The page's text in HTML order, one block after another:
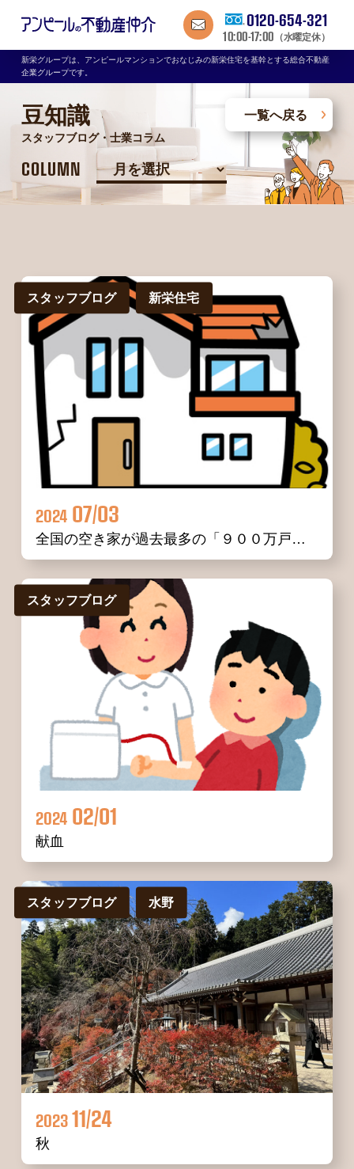
0120-654-321
10:00-17:00 （水曜定休）
新栄グループは、アンピールマンションでおなじみの新栄住宅を基幹とする総合不動産
企業グループです。
豆知識
スタッフブログ・士業コラム
COLUMN
一覧へ戻る
2024 07/03
全国の空き家が過去最多の「９００万戸」に 。そのまま放置しておくと、大変なことに……
スタッフブログ 新栄住宅
2024 02/01
献血
スタッフブログ
2023 11/24
秋
スタッフブログ 水野